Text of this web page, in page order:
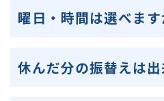
曜日・時間は選べます
休んだ分の振替えは出